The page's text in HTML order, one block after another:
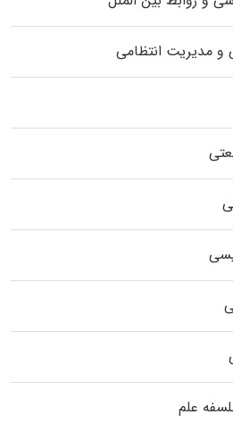
و مدیریت انتظامی
علم